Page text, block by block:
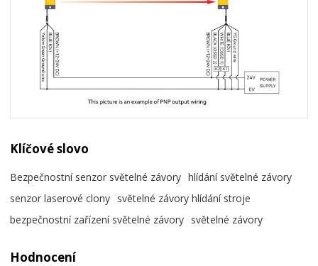
Klíčové slovo
Bezpečnostní senzor světelné závory hlídání světelné závory
senzor laserové clony světelné závory hlídání stroje
bezpečnostní zařízení světelné závory světelné závory
Hodnocení